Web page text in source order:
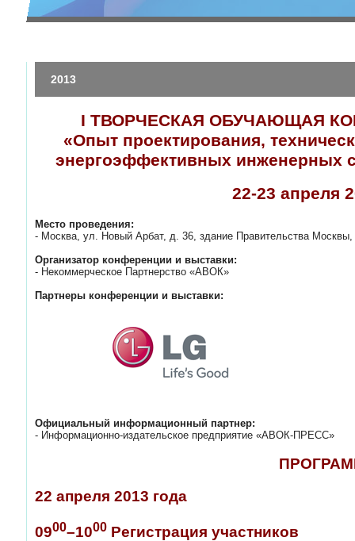
2013
I ТВОРЧЕСКАЯ ОБУЧАЮЩАЯ
«Опыт проектирования,
энергоэффективных инженерных
22-23 апреля
Место проведения:
- Москва, ул. Новый Арбат, д. 36, здание Правительства Москвы,
Организатор конференции и выставки:
- Некоммерческое Партнерство «АВОК»
Партнеры конференции и выставки:
Официальный информационный партнер:
- Информационно-издательское предприятие «АВОК-ПРЕСС»
22 апреля 2013 года
0900–1000 Регистрация участников